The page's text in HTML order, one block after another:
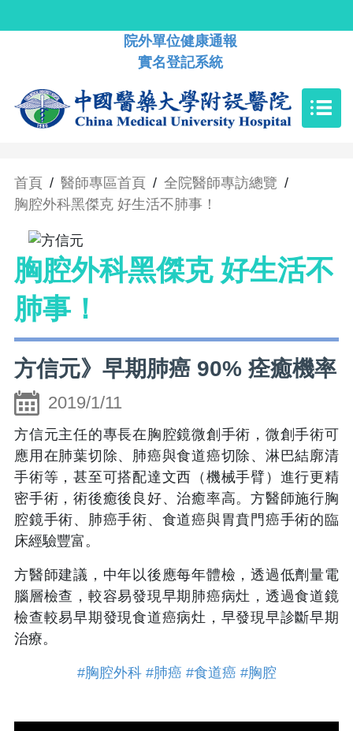
院外單位健康通報
實名登記系統
首頁 / 醫師專區首頁 / 全院醫師專訪總覽 /
胸腔外科黑傑克 好生活不肺事！
胸腔外科黑傑克 好生活不
肺事！
方信元》早期肺癌 90% 痊癒機率
2019/1/11
方信元主任的專長在胸腔鏡微創手術，微創手術可
應用在肺葉切除、肺癌與食道癌切除、淋巴結廓清
手術等，甚至可搭配達文西（機械手臂）進行更精
密手術，術後癒後良好、治癒率高。方醫師施行胸
腔鏡手術、肺癌手術、食道癌與胃賁門癌手術的臨
床經驗豐富。
方醫師建議，中年以後應每年體檢，透過低劑量電
腦層檢查，較容易發現早期肺癌病灶，透過食道鏡
檢查較易早期發現食道癌病灶，早發現早診斷早期
治療。
#胸腔外科 #肺癌 #食道癌 #胸腔